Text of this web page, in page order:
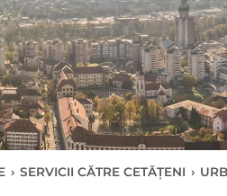
› SERVICII CĂTRE CETĂȚENI ›